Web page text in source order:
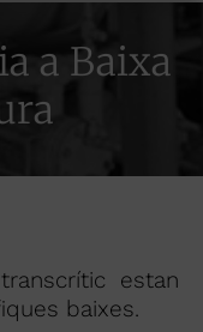
a Baixa
estan
baixes.